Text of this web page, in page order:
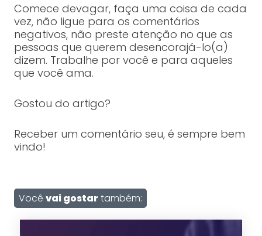
Comece devagar, faça uma coisa de cada
vez, não ligue para os comentários
negativos, não preste atenção no que as
pessoas que querem desencorajá-lo(a)
dizem. Trabalhe por você e para aqueles
que você ama.
Gostou do artigo?
Receber um comentário seu, é sempre bem
vindo!
Você vai gostar também: